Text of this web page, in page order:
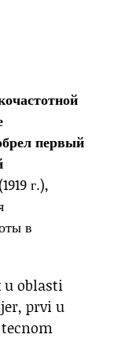
первый
(1919 г.),
в
u oblasti
prvi u